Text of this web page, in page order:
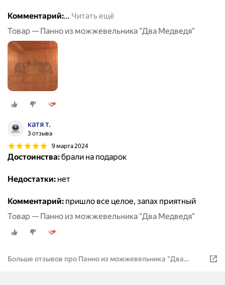
Комментарий:… Читать ещё
Товар — Панно из можжевельника "Два Медведя"
катя т.
3 отзыва
9 марта 2024
Достоинства:брали на подарок
Недостатки: нет
Комментарий: пришло все целое, запах приятный
Товар — Панно из можжевельника "Два Медведя"
Больше отзывов про Панно из можжевельника "Два